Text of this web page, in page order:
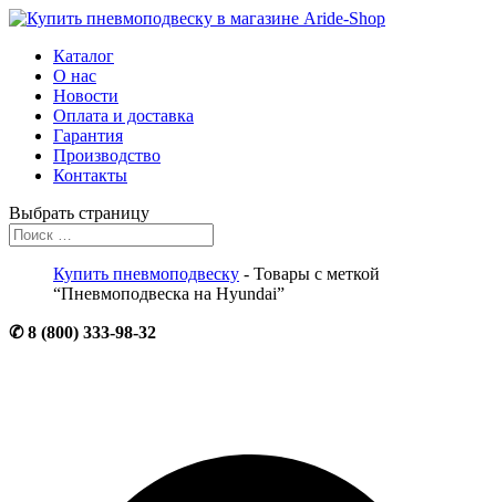
Каталог
О нас
Новости
Оплата и доставка
Гарантия
Производство
Контакты
Выбрать страницу
Купить пневмоподвеску - Товары с меткой
“Пневмоподвеска на Hyundai”
✆ 8 (800) 333-98-32